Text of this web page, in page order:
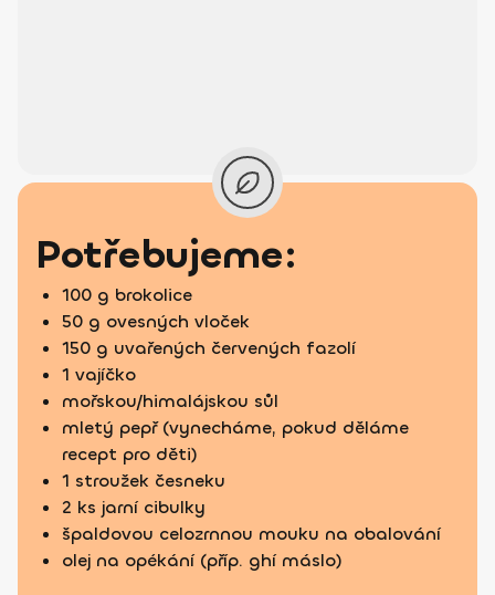
Potřebujeme:
100 g brokolice
50 g ovesných vloček
150 g uvařených červených fazolí
1 vajíčko
mořskou/himalájskou sůl
mletý pepř (vynecháme, pokud děláme
recept pro děti)
1 stroužek česneku
2 ks jarní cibulky
špaldovou celozrnnou mouku na obalování
olej na opékání (příp. ghí máslo)